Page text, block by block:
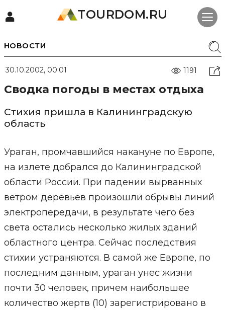
TOURDOM.RU
НОВОСТИ
30.10.2002, 00:01 1191
Сводка погоды в местах отдыха
Стихия пришла в Калининградскую
область
Ураган, промчавшийся накануне по Европе,
на излете добрался до Калининградской
области России. При падении вырванных
ветром деревьев произошли обрывы линий
электропередачи, в результате чего без
света остались несколько жилых зданий
областного центра. Сейчас последствия
стихии устраняются. В самой же Европе, по
последним данным, ураган унес жизни
почти 30 человек, причем наибольшее
количество жертв (10) зарегистрировано в